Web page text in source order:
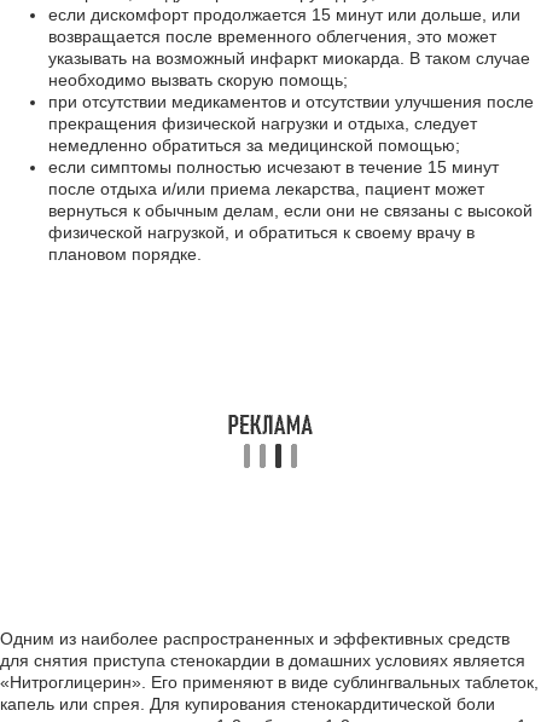
если дискомфорт продолжается 15 минут или дольше, или
возвращается после временного облегчения, это может
указывать на возможный инфаркт миокарда. В таком случае
необходимо вызвать скорую помощь;
при отсутствии медикаментов и отсутствии улучшения после
прекращения физической нагрузки и отдыха, следует
немедленно обратиться за медицинской помощью;
если симптомы полностью исчезают в течение 15 минут
после отдыха и/или приема лекарства, пациент может
вернуться к обычным делам, если они не связаны с высокой
физической нагрузкой, и обратиться к своему врачу в
плановом порядке.
Одним из наиболее распространенных и эффективных средств
для снятия приступа стенокардии в домашних условиях является
«Нитроглицерин». Его применяют в виде сублингвальных таблеток,
капель или спрея. Для купирования стенокардитической боли